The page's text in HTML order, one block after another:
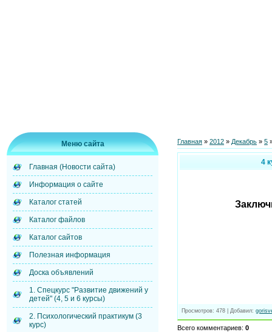
Меню сайта
Главная (Новости сайта)
Информация о сайте
Каталог статей
Каталог файлов
Каталог сайтов
Полезная информация
Доска объявлений
1. Спецкурс "Развитие движений у
детей" (4, 5 и 6 курсы)
2. Психологический практикум (3
курс)
Главная » 2012 » Декабрь » 5
4
Просмотров: 478 | Добавил:
Всего комментариев: 0